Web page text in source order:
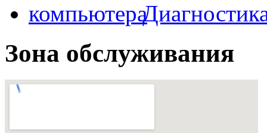
Зона обслуживания